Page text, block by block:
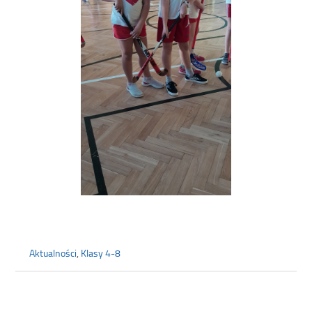
Aktualności, Klasy 4-8